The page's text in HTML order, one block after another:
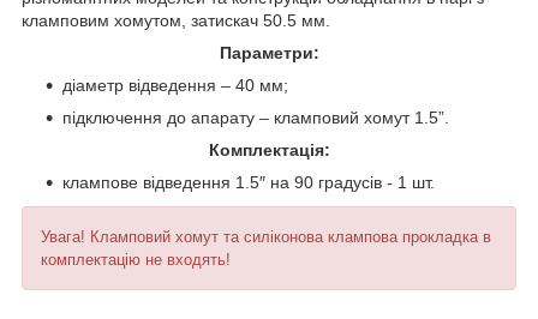
кламповим хомутом, затискач 50.5 мм.
Параметри:
діаметр відведення – 40 мм;
підключення до апарату – кламповий хомут 1.5”.
Комплектація:
клампове відведення 1.5″ на 90 градусів - 1 шт.
Увага! Кламповий хомут та силіконова клампова прокладка в
комплектацію не входять!